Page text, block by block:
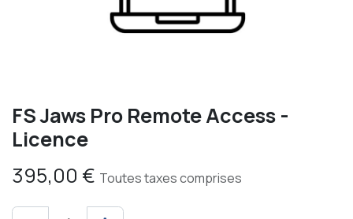
FS Jaws Pro Remote Access -
Licence
395,00 € Toutes taxes comprises